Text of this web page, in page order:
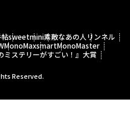
sweetmini素敵なあの人 リンネル
MonoMaxsmartMonoMaster
ミステリーがすごい！』大賞
Reserved.